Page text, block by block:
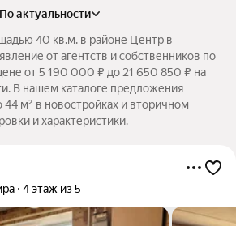
по актуальности
40 кв.м. в районе Центр в
от агентств и собственников по
от 5 190 000 ₽ до 21 650 850 ₽ на
В нашем каталоге предложения
м² в новостройках и вторичном
и характеристики.
4 этаж из 5